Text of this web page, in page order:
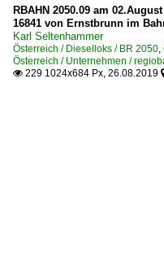
RBAHN 2050.09 am
16841 von Ernstbrunn im
Karl Seltenhammer
Österreich / Dieselloks / BR 2050,
Österreich / Unternehmen /
 229 1024x684 Px, 26.08.2019